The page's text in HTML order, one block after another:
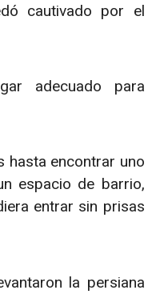
cautivado por el
adecuado para
hasta encontrar uno
espacio de barrio,
entrar sin prisas
la persiana